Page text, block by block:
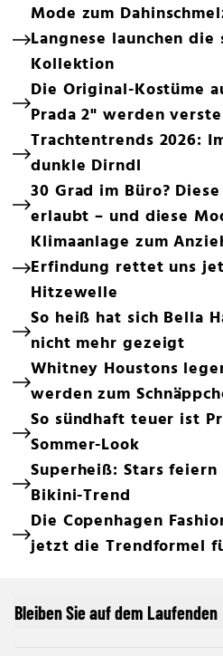
Mode zum
Langnese launchen die
Kollektion
Die Original-Kostüme
Prada 2" werden
Trachtentrends 2026:
dunkle Dirndl
30 Grad im Büro?
erlaubt – und diese
Klimaanlage zum
Erfindung rettet uns
Hitzewelle
So heiß hat sich Bella
nicht mehr gezeigt
Whitney Houstons
werden zum
So sündhaft teuer ist
Sommer-Look
Superheiß: Stars
Bikini-Trend
Die Copenhagen
jetzt die Trendformel
Bleiben Sie auf dem Laufenden